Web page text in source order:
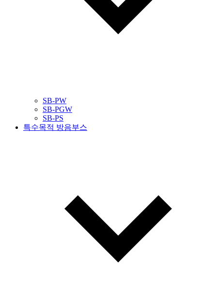
SB-PW
SB-PGW
SB-PS
특수목적 방음부스